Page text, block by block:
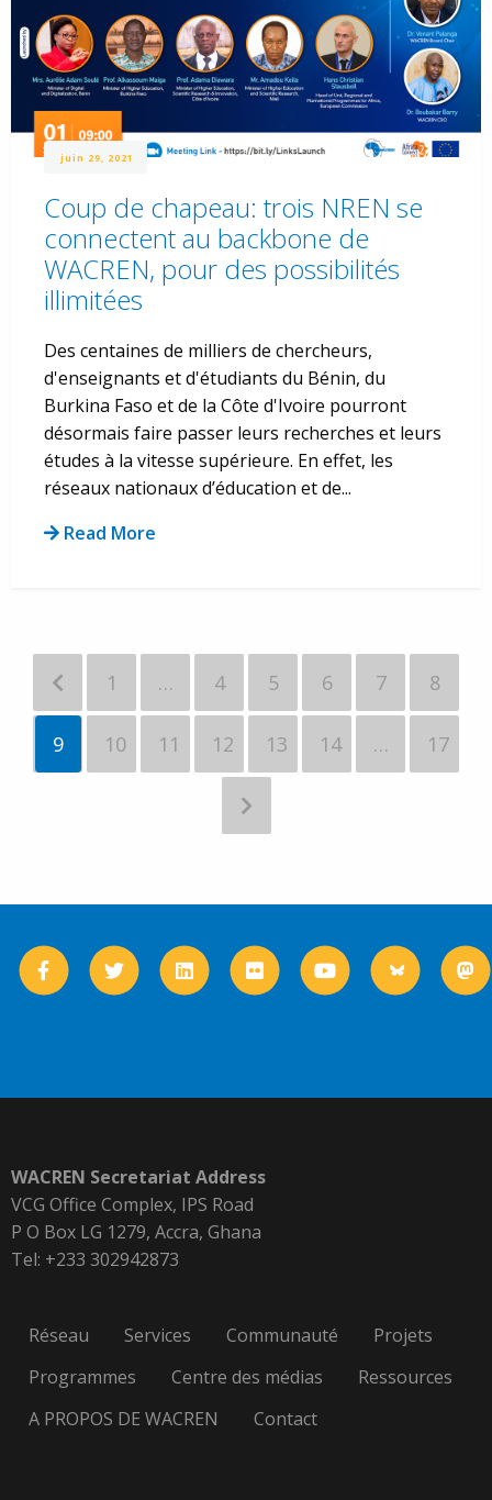
juin 29, 2021
Coup de chapeau: trois NREN se
connectent au backbone de
WACREN, pour des possibilités
illimitées
Des centaines de milliers de chercheurs,
d'enseignants et d'étudiants du Bénin, du
Burkina Faso et de la Côte d'Ivoire pourront
désormais faire passer leurs recherches et leurs
études à la vitesse supérieure. En effet, les
réseaux nationaux d’éducation et de...
Read More
1 … 4 5 6 7 8
9 10 11 12 13 14 … 17
WACREN Secretariat Address
VCG Office Complex, IPS Road
P O Box LG 1279, Accra, Ghana
Tel: +233 302942873
Réseau Services Communauté
Projets
Programmes
Centre des médias
Ressources
A PROPOS DE WACREN
Contact